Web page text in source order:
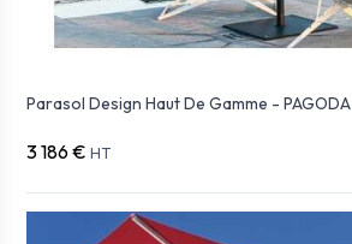
Parasol Design Haut De Gamme - PAGODA
3 186 € HT